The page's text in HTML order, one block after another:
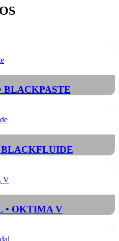
BLACKPASTE
• OKTIMA V